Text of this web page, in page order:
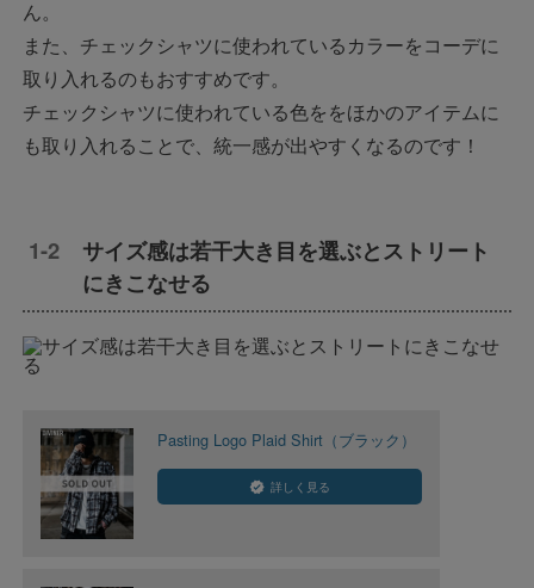
ん。
また、チェックシャツに使われているカラーをコーデに
取り入れるのもおすすめです。
チェックシャツに使われている色ををほかのアイテムに
も取り入れることで、統一感が出やすくなるのです！
サイズ感は若干大き目を選ぶとストリート
にきこなせる
Pasting Logo Plaid Shirt（ブラック）
詳しく見る